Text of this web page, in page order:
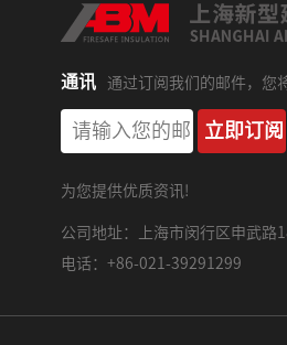
通讯 通过订阅我们的邮件，您
为您提供优质资讯!
公司地址：上海市闵行区申武路
电话：+86-021-39291299